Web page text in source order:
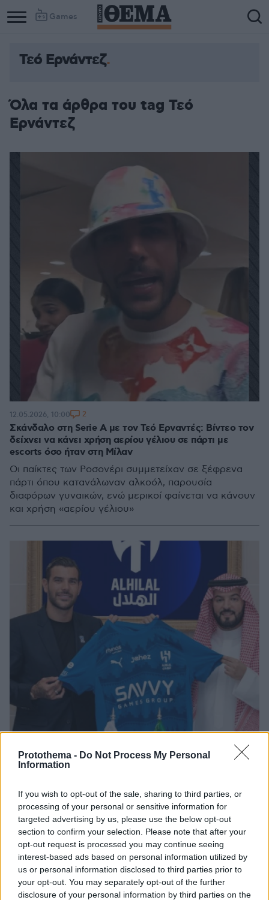
Protothema - Do Not Process My Personal
Information
If you wish to opt-out of the sale, sharing to third parties, or
processing of your personal or sensitive information for
targeted advertising by us, please use the below opt-out
section to confirm your selection. Please note that after your
opt-out request is processed you may continue seeing
interest-based ads based on personal information utilized by
us or personal information disclosed to third parties prior to
your opt-out. You may separately opt-out of the further
disclosure of your personal information by third parties on the
Games
Τεό Ερνάντεζ
Όλα τα άρθρα του tag Τεό
Ερνάντεζ
Σκάνδαλο στη Serie A με τον Τεό Ερναντές: Βίντεο τον
δείχνει να κάνει χρήση αερίου γέλιου σε πάρτι με
escorts όσο ήταν στη Μίλαν
Οι παίκτες των Ροσονέρι συμμετείχαν σε ξέφρενα
πάρτι όπου κατανάλωναν αλκοόλ, παρουσία
διαφόρων γυναικών, ενώ μερικοί φαίνεται να κάνουν
και χρήση «αερίου γέλιου»
12.05.2026, 10:00 2
Η Αλ Χιλάλ πλήρωσε 25 εκατ. ευρώ στη Μίλαν και
απέκτησε τον Τεό Ερναντέζ
Νέο κεφάλαιο στην καριέρα του Γάλλου αριστερού
μπακ, ο οποίος αγωνίστηκε στη Μίλαν για για 6 σεζόν
10.07.2025, 21:18